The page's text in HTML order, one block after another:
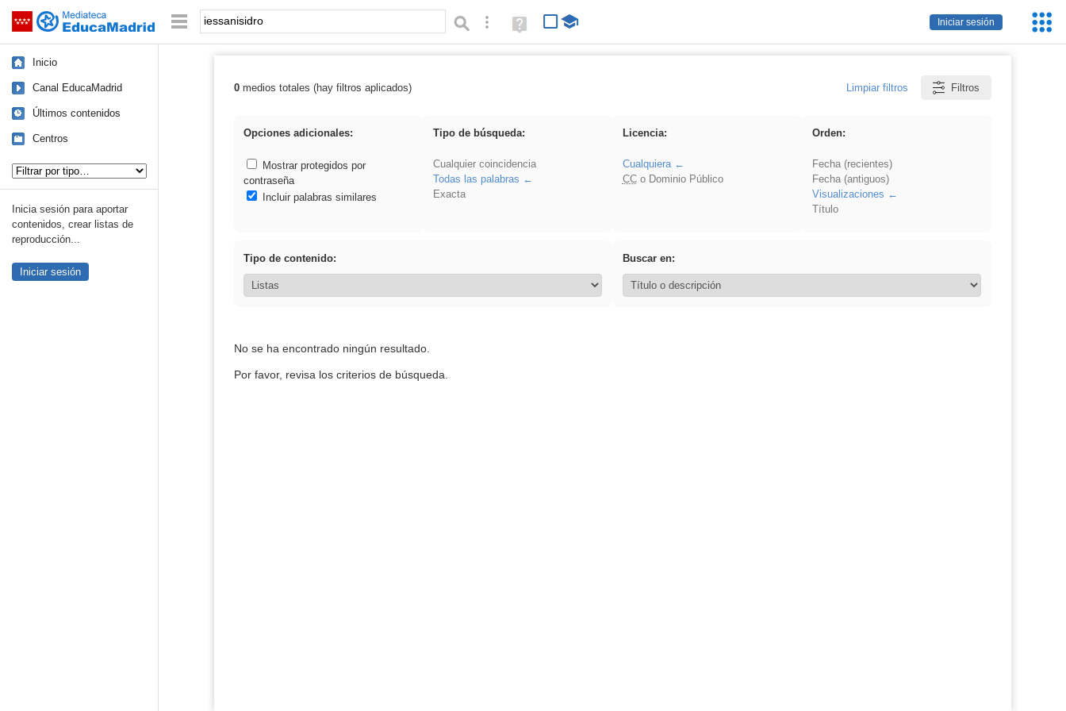
Saltar navegación
Iniciar sesión
Palabra o frase: Búsqueda avanzada
Ayuda
(en
Inicio
Canal EducaMadrid
Últimos contenidos
Centros
Inicia sesión para aportar
contenidos, crear listas de
reproducción...
Iniciar sesión
Resultados de: iessanisidro
0medios totales (hay filtros aplicados) Limpiar filtros Filtros
Opciones adicionales:
Mostrar protegidos por
contraseña
Incluir palabras similares
Tipo de búsqueda:
Cualquier coincidencia
Todas las palabras
Exacta
Licencia:
Cualquiera
CCo Dominio Público
Orden:
Fecha (recientes)
Fecha (antiguos)
Visualizaciones
Título
Tipo de contenido: Buscar en:
No se ha encontrado ningún resultado.
Por favor, revisa los criterios de búsqueda.